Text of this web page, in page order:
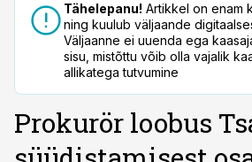
Tähelepanu! Artikkel on enam
ning kuulub väljaande
Väljaanne ei uuenda ega
sisu, mistõttu võib olla vajalik
allikatega tutvumine
Prokurör loobus